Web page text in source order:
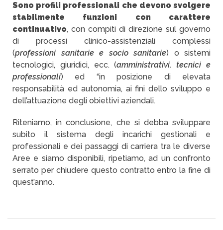
Sono profili professionali che devono svolgere
stabilmente funzioni con carattere
continuativo, con compiti di direzione sul governo
di processi clinico-assistenziali complessi
(professioni sanitarie e socio sanitarie) o sistemi
tecnologici, giuridici, ecc. (amministrativi, tecnici e
professionali) ed “in posizione di elevata
responsabilità ed autonomia, ai fini dello sviluppo e
dell’attuazione degli obiettivi aziendali.
Riteniamo, in conclusione, che si debba sviluppare
subito il sistema degli incarichi gestionali e
professionali e dei passaggi di carriera tra le diverse
Aree e siamo disponibili, ripetiamo, ad un confronto
serrato per chiudere questo contratto entro la fine di
quest’anno.